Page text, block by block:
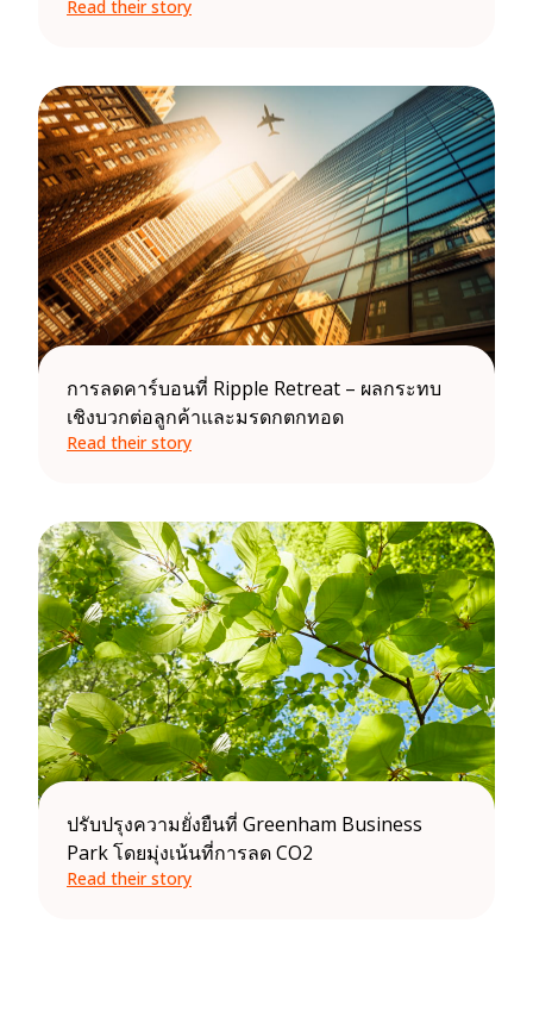
Read their story
การลดคาร์บอนที่ Ripple Retreat – ผลกระทบ
เชิงบวกต่อลูกค้าและมรดกตกทอด
Read their story
ปรับปรุงความยั่งยืนที่ Greenham Business
Park โดยมุ่งเน้นที่การลด CO2
Read their story